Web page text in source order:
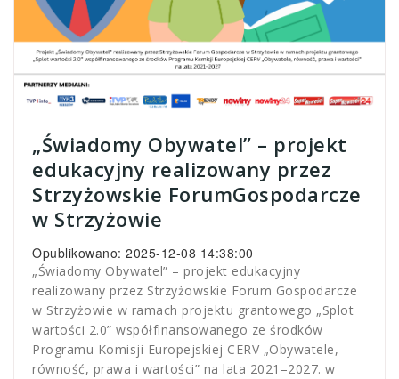
„Świadomy Obywatel” – projekt
edukacyjny realizowany przez
Strzyżowskie ForumGospodarcze
w Strzyżowie
Opublikowano: 2025-12-08 14:38:00
„Świadomy Obywatel” – projekt edukacyjny
realizowany przez Strzyżowskie Forum Gospodarcze
w Strzyżowie w ramach projektu grantowego „Splot
wartości 2.0” współfinansowanego ze środków
Programu Komisji Europejskiej CERV „Obywatele,
równość, prawa i wartości” na lata 2021–2027. w